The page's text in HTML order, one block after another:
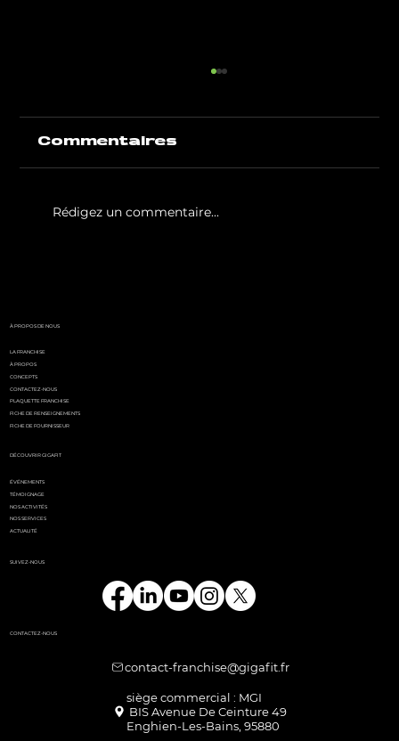
Commentaires
Rédigez un commentaire...
DÉCOUVRIR GIGAFIT
ÉVÉNEMENTS
TÉMOIGNAGE
NOS ACTIVITÉS
NOS SERVICES
ACTUALITÉ
CONTACTEZ-NOUS
contact-franchise@gigafit.fr
Enghien-Les-Bains, 95880
À PROPOS DE NOUS
LA FRANCHISE
À PROPOS
CONCEPTS
CONTACTEZ-NOUS
PLAQUETTE FRANCHISE
FICHE DE RENSEIGNEMENTS
FICHE DE FOURNISSEUR
SUIVEZ-NOUS